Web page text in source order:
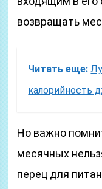
возвращать
Читать еще:
калорийность
Но важно
месячных
перец для